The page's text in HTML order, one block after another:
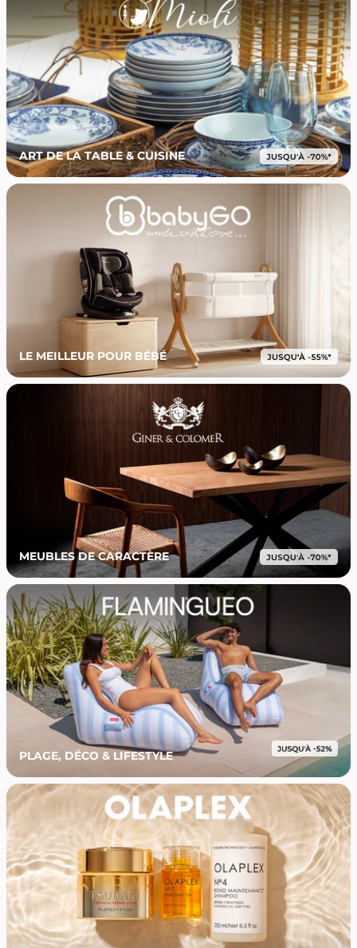
ART DE LA TABLE & CUISINE
LE MEILLEUR POUR BÉBÉ
MEUBLES DE CARACTÈRE
PLAGE, DÉCO & LIFESTYLE